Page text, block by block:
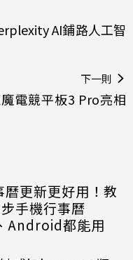
AI鋪路人工智
下一則
電競平板3 Pro亮相
曆更新更好用！教
手機行事曆
Android都能用